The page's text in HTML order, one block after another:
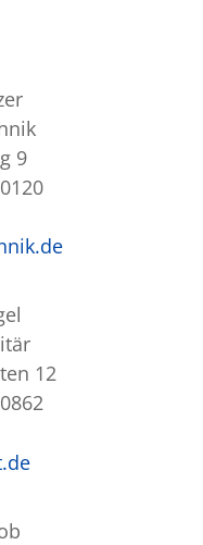
9
12